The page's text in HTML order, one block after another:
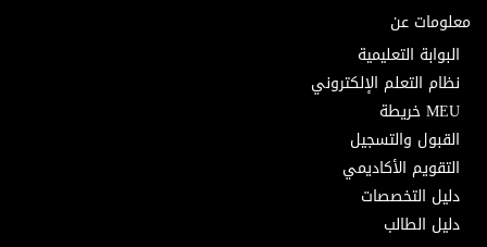
معلومات عن
البوابة التعليمية
نظام التعلم الإلكتروني
MEU خريطة
القبول والتسجيل
التقويم الأكاديمي
دليل التخصصات
دليل الطالب